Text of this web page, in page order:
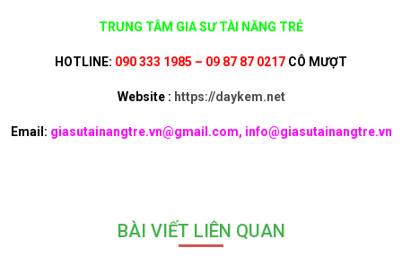
TRUNG TÂM GIA SƯ TÀI NĂNG TRẺ
HOTLINE: 090 333 1985 – 09 87 87 0217 CÔ MƯỢT
Website : https://daykem.net
Email: giasutainangtre.vn@gmail.com, info@giasutainangtre.vn
BÀI VIẾT LIÊN QUAN